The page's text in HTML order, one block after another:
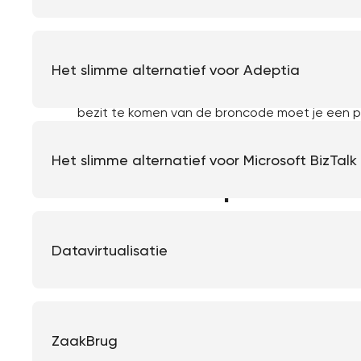
Het slimme alternatief voor Adeptia
Het slimme alternatief voor Microsoft BizTalk
Datavirtualisatie
ZaakBrug
niet ter inzage wordt gegeven aan de
bezit te komen van de broncode moet je een
Wat is open
het bij een keuze ook belangrijk te kijken of
openAPI, JMS, JDBC en SQL.